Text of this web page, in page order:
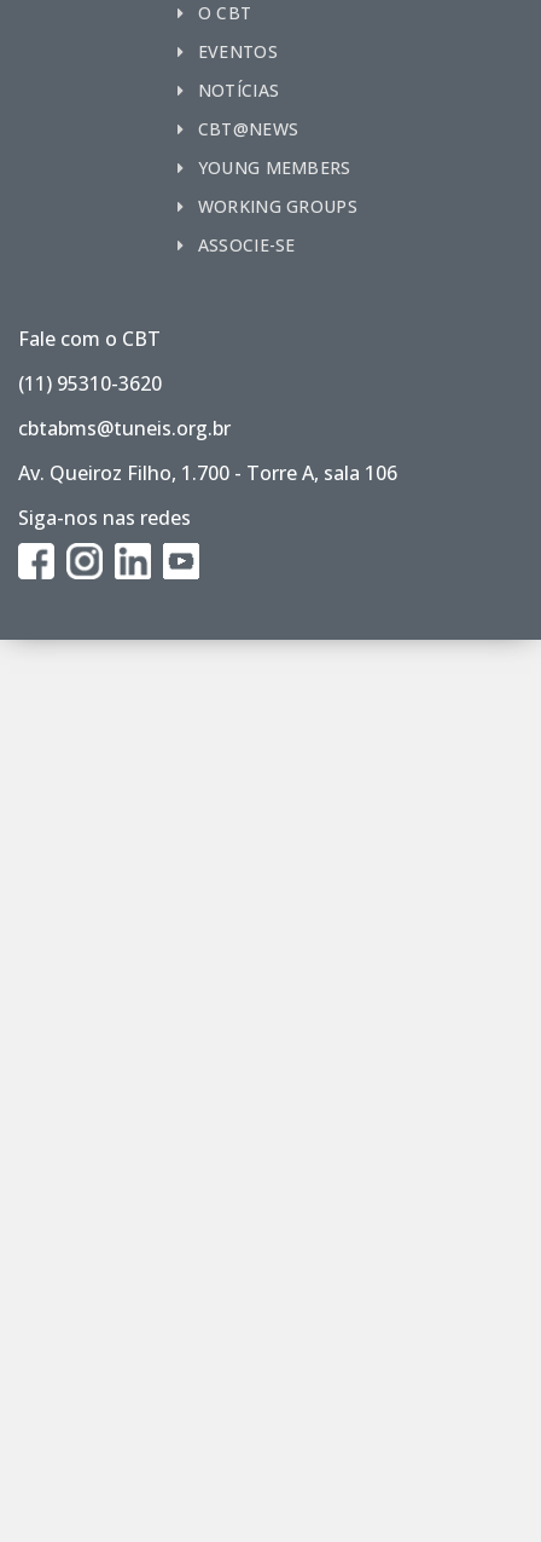
O CBT
EVENTOS
NOTÍCIAS
CBT@NEWS
YOUNG MEMBERS
WORKING GROUPS
ASSOCIE-SE
Fale com o CBT
(11) 95310-3620
cbtabms@tuneis.org.br
Av. Queiroz Filho, 1.700 - Torre A, sala 106
Siga-nos nas redes